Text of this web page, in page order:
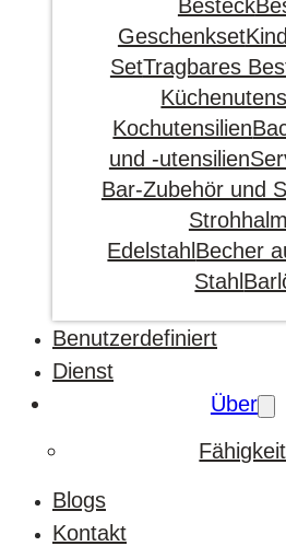
Besteck
Geschenkset
SetTragbares
Kochutensilien
und -utensilien
Bar-Zubehör und
Edelstahl Becher
Stahl
Benutzerdefiniert
Dienst
Über
Fähigkeit
Blogs
Kontakt